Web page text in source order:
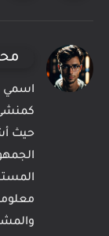
اسمي
كمنشئ
حيث